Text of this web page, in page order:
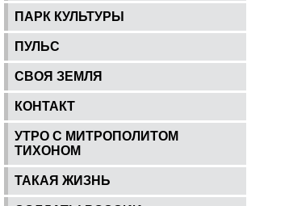
ПАРК КУЛЬТУРЫ
ПУЛЬС
СВОЯ ЗЕМЛЯ
КОНТАКТ
УТРО С МИТРОПОЛИТОМ
ТИХОНОМ
ТАКАЯ ЖИЗНЬ